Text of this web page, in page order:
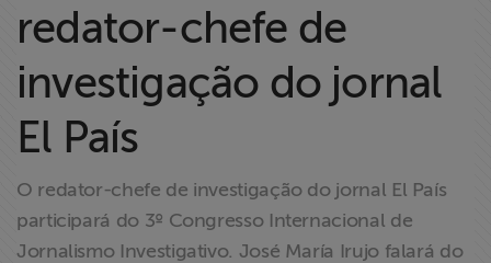
Liberdade de
Expressão
Projetos
Proteção Legal
e Litigância
redator-chefe de
investigação do jornal
El País
O redator-chefe de investigação do jornal El País
participará do 3º Congresso Internacional de
Jornalismo Investigativo. José María Irujo falará do